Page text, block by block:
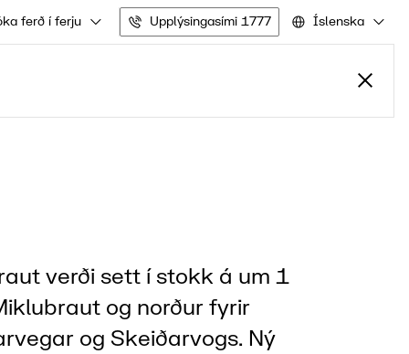
ferð í ferju Upplýsingasími 1777 Íslenska
verði sett í stokk á um 1
og norður fyrir
og Skeiðarvogs. Ný